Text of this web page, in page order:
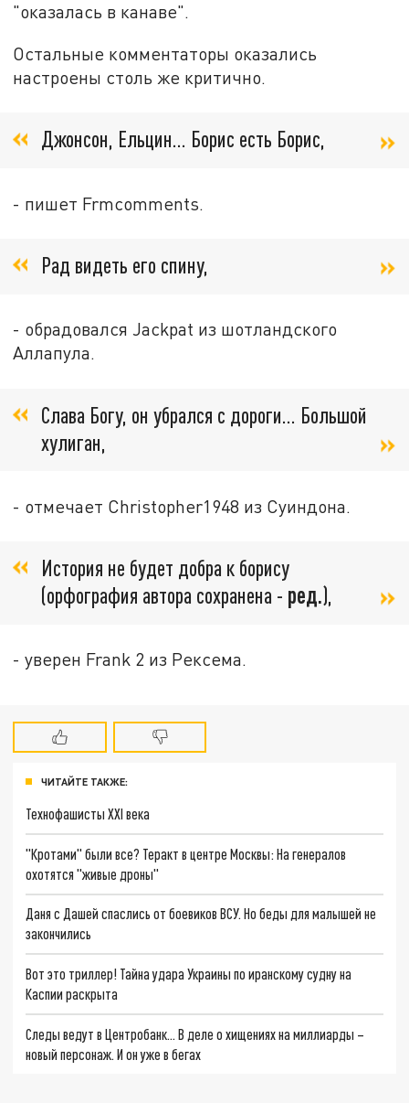
"оказалась в канаве".
Остальные комментаторы оказались
настроены столь же критично.
Джонсон, Ельцин... Борис есть Борис,
- пишет Frmcomments.
Рад видеть его спину,
- обрадовался Jackpat из шотландского
Аллапула.
Слава Богу, он убрался с дороги... Большой
хулиган,
- отмечает Christopher1948 из Суиндона.
История не будет добра к борису
(орфография автора сохранена - ред.),
- уверен Frank 2 из Рексема.
ЧИТАЙТЕ ТАКЖЕ:
Технофашисты XXI века
"Кротами" были все? Теракт в центре Москвы: На генералов
охотятся "живые дроны"
Даня с Дашей спаслись от боевиков ВСУ. Но беды для малышей не
закончились
Вот это триллер! Тайна удара Украины по иранскому судну на
Каспии раскрыта
Следы ведут в Центробанк… В деле о хищениях на миллиарды –
новый персонаж. И он уже в бегах